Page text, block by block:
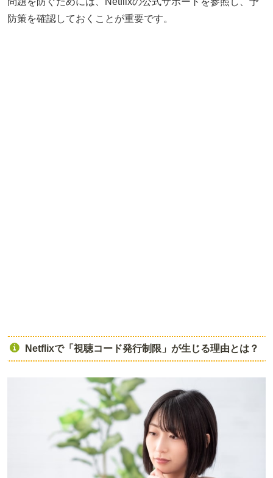
防策を確認しておくことが重要です。
Netflixで「視聴コード発行制限」が生じる理由とは？